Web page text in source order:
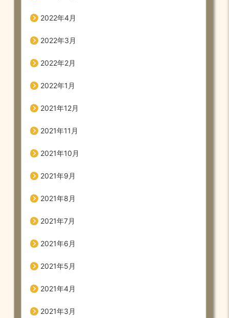
2022年4月
2022年3月
2022年2月
2022年1月
2021年12月
2021年11月
2021年10月
2021年9月
2021年8月
2021年7月
2021年6月
2021年5月
2021年4月
2021年3月